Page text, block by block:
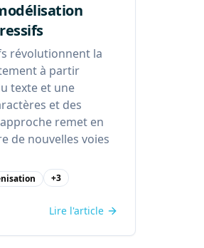
révolutionnent la
à partir
texte et une
et des
remet en
de nouvelles voies
+3
Lire l'article